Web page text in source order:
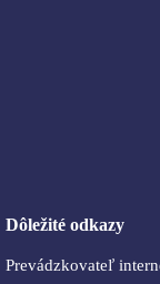
Dôležité odkazy
Prevádzkovateľ